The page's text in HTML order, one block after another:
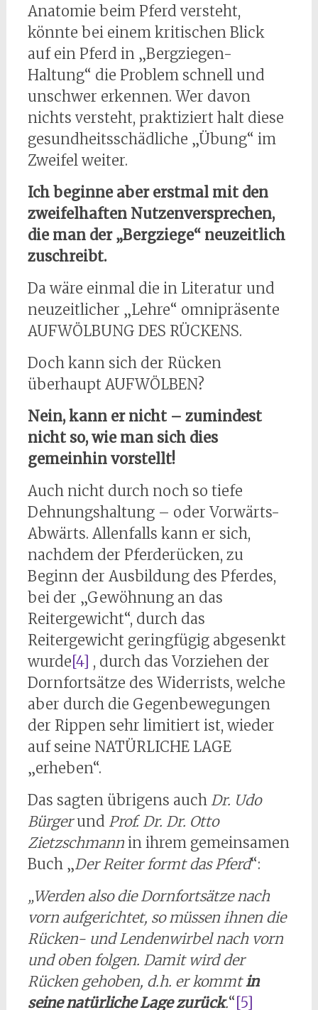
Anatomie beim Pferd versteht,
könnte bei einem kritischen Blick
auf ein Pferd in „Bergziegen-
Haltung“ die Problem schnell und
unschwer erkennen. Wer davon
nichts versteht, praktiziert halt diese
gesundheitsschädliche „Übung“ im
Zweifel weiter.
Ich beginne aber erstmal mit den
zweifelhaften Nutzenversprechen,
die man der „Bergziege“ neuzeitlich
zuschreibt.
Da wäre einmal die in Literatur und
neuzeitlicher „Lehre“ omnipräsente
AUFWÖLBUNG DES RÜCKENS.
Doch kann sich der Rücken
überhaupt AUFWÖLBEN?
Nein, kann er nicht – zumindest
nicht so, wie man sich dies
gemeinhin vorstellt!
Auch nicht durch noch so tiefe
Dehnungshaltung – oder Vorwärts-
Abwärts. Allenfalls kann er sich,
nachdem der Pferderücken, zu
Beginn der Ausbildung des Pferdes,
bei der „Gewöhnung an das
Reitergewicht“, durch das
Reitergewicht geringfügig abgesenkt
wurde[4] , durch das Vorziehen der
Dornfortsätze des Widerrists, welche
aber durch die Gegenbewegungen
der Rippen sehr limitiert ist, wieder
auf seine NATÜRLICHE LAGE
„erheben“.
Das sagten übrigens auch Dr. Udo
Bürgerund Prof. Dr. Dr. Otto
Zietzschmannin ihrem gemeinsamen
Buch „Der Reiter formt das Pferd“:
„Werden also die Dornfortsätze nach
vorn aufgerichtet, so müssen ihnen die
Rücken- und Lendenwirbel nach vorn
und oben folgen. Damit wird der
Rücken gehoben, d.h. er kommtin
seine natürliche Lage zurück.“[5]